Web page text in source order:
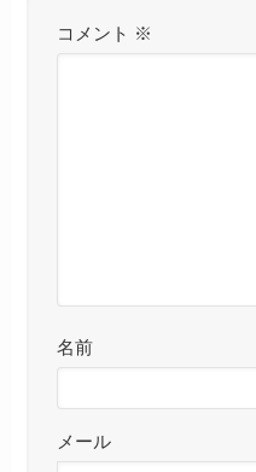
コメント ※
名前
メール